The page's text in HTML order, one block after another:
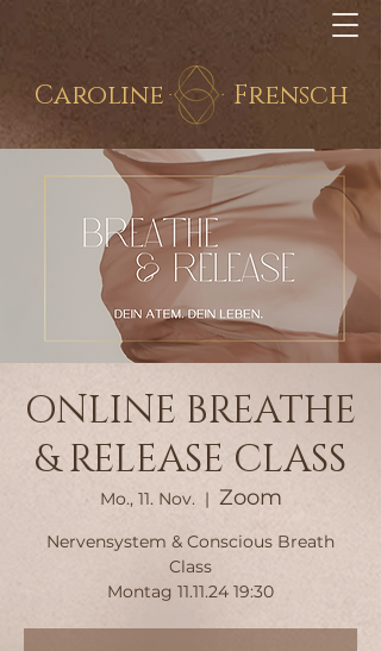
Caroline Frensch
ONLINE BREATHE
& RELEASE CLASS
Mo., 11. Nov.
  |
Zoom
Nervensystem & Conscious Breath
Class
Montag 11.11.24 19:30